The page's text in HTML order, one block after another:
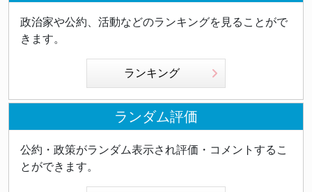
政治家や公約、活動などのランキングを見ることがで
きます。
ランキング
ランダム評価
公約・政策がランダム表示され評価・コメントするこ
とができます。